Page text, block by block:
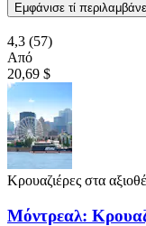
Εμφάνισε τί
4,3 (57)
Από
20,69 $
Κρουαζιέρες στα
Μόντρεαλ: